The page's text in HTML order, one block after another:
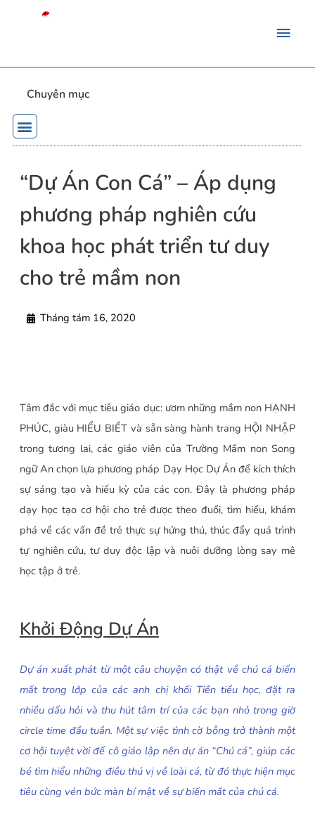
Chuyên mục
“Dự Án Con Cá” – Áp dụng
phương pháp nghiên cứu
khoa học phát triển tư duy
cho trẻ mầm non
Tháng tám 16, 2020
Tâm đắc với mục tiêu giáo dục: ươm những mầm non HẠNH
PHÚC, giàu HIỂU BIẾT và sẵn sàng hành trang HỘI NHẬP
trong tương lai, các giáo viên của Trường Mầm non Song
ngữ An chọn lựa phương pháp Dạy Học Dự Án để kích thích
sự sáng tạo và hiếu kỳ của các con. Đây là phương pháp
dạy học tạo cơ hội cho trẻ được theo đuổi, tìm hiểu, khám
phá về các vấn đề trẻ thực sự hứng thú, thúc đẩy quá trình
tự nghiên cứu, tư duy độc lập và nuôi dưỡng lòng say mê
học tập ở trẻ.
Khởi Động Dự Án
Dự án xuất phát từ một câu chuyện có thật về chú cá biến
mất trong lớp của các anh chị khối Tiền tiểu học, đặt ra
nhiều dấu hỏi và thu hút tâm trí của các bạn nhỏ trong giờ
circle time đầu tuần. Một sự việc tình cờ bỗng trở thành một
cơ hội tuyệt vời để cô giáo lập nên dự án “Chú cá”, giúp các
bé tìm hiểu những điều thú vị về loài cá, từ đó thực hiện mục
tiêu cùng vén bức màn bí mật về sự biến mất của chú cá.